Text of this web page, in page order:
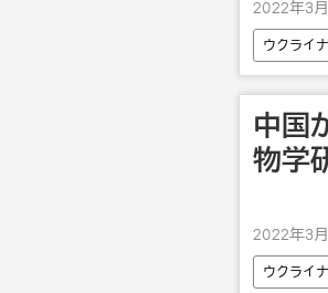
2022年3
ウクライ
中国
物学
2022年3
ウクライ